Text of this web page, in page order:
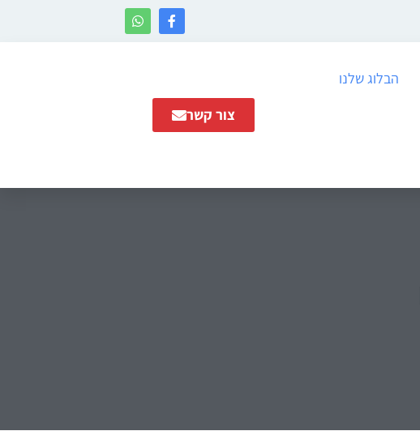
הבלוג שלנו
צור קשר